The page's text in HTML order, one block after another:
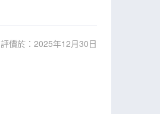
評價於：2025年12月30日